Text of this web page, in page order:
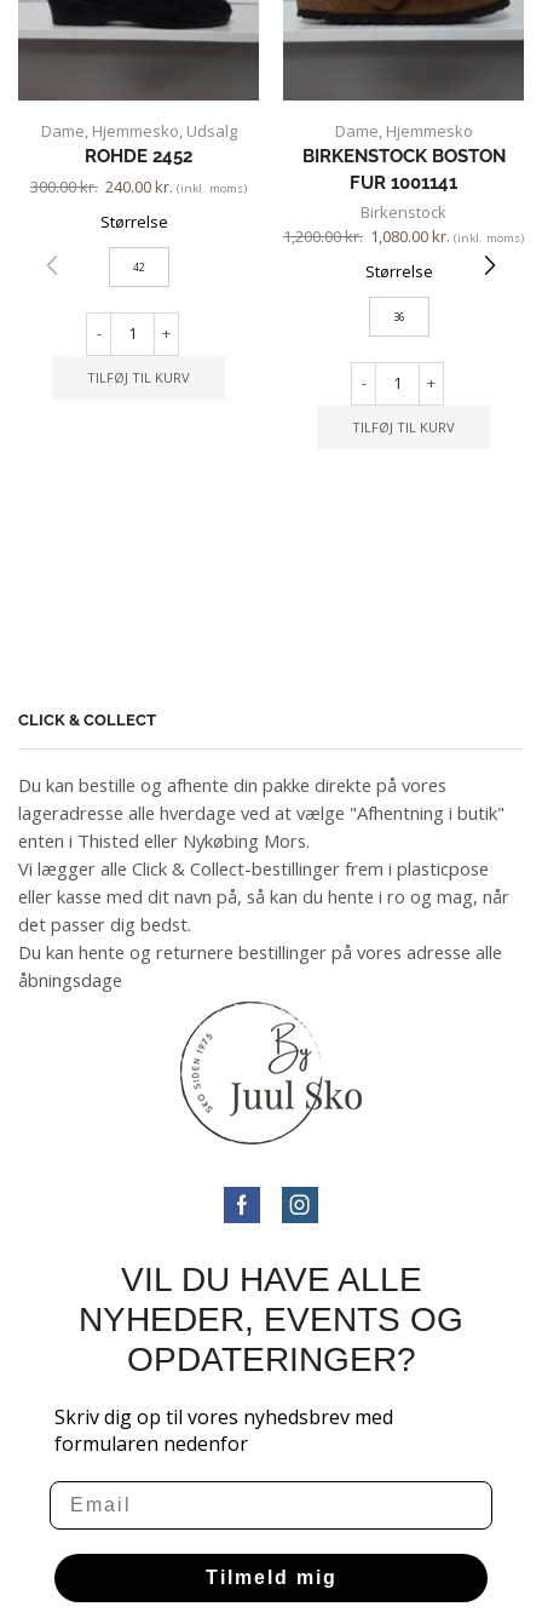
Dame Hjemmesko Udsalg
ROHDE 2452
300.00kr. 240.00kr. (inkl. moms)
Størrelse
42
- +
TILFØJ TIL KURV
Dame Hjemmesko
BIRKENSTOCK BOSTON
FUR 1001141
Birkenstock
1,200.00kr. 1,080.00kr. (inkl. moms)
Størrelse
36
- +
TILFØJ TIL KURV
CLICK & COLLECT
Du kan bestille og afhente din pakke direkte på vores
lageradresse alle hverdage ved at vælge "Afhentning i butik"
enten i Thisted eller Nykøbing Mors.
Vi lægger alle Click & Collect-bestillinger frem i plasticpose
eller kasse med dit navn på, så kan du hente i ro og mag, når
det passer dig bedst.
Du kan hente og returnere bestillinger på vores adresse alle
åbningsdage
VIL DU HAVE ALLE
NYHEDER, EVENTS OG
OPDATERINGER?
Skriv dig op til vores nyhedsbrev med
formularen nedenfor
Email
Tilmeld mig